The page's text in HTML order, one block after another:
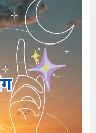
समानता का
समाज